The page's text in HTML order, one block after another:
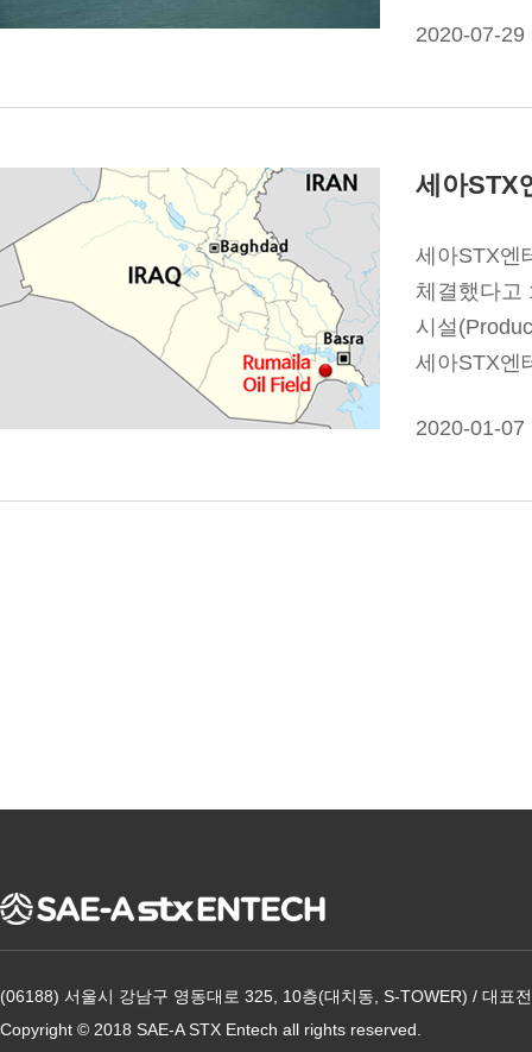
2020-07-29
세아STX
세아STX엔
체결했다고
시설
세아STX엔
시설’인 것
2020-01-07
(06188) 서울시 강남구 영동대로 325, 10층(대치동, S-TOWER) / 대표
Copyright © 2018 SAE-A STX Entech all rights reserved.